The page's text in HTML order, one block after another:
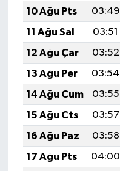
10 Ağu Pts
03:49
11 Ağu Sal
03:51
12 Ağu Çar
03:52
13 Ağu Per
03:54
14 Ağu Cum
03:55
15 Ağu Cts
03:57
16 Ağu Paz
03:58
17 Ağu Pts
04:00